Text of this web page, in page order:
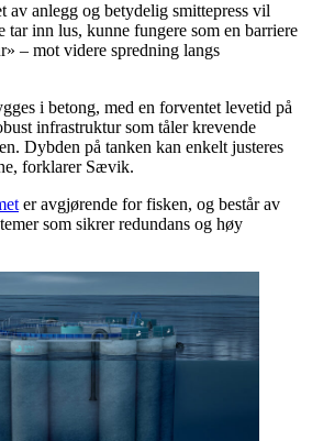
av anlegg og betydelig smittepress vil
tar inn lus, kunne fungere som en barriere
– mot videre spredning langs
i betong, med en forventet levetid på
infrastruktur som tåler krevende
Dybden på tanken kan enkelt justeres
forklarer Sævik.
er avgjørende for fisken, og består av
som sikrer redundans og høy